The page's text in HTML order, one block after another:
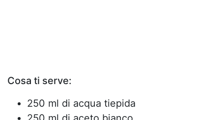
Cosa ti serve:
250 ml di acqua tiepida